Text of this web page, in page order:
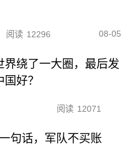
阅读 12296 08-05
界绕了一大圈，最后发
好？
阅读 12071
句话，军队不买账